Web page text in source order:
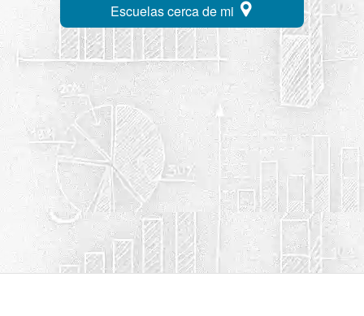
Escuelas cerca de mi